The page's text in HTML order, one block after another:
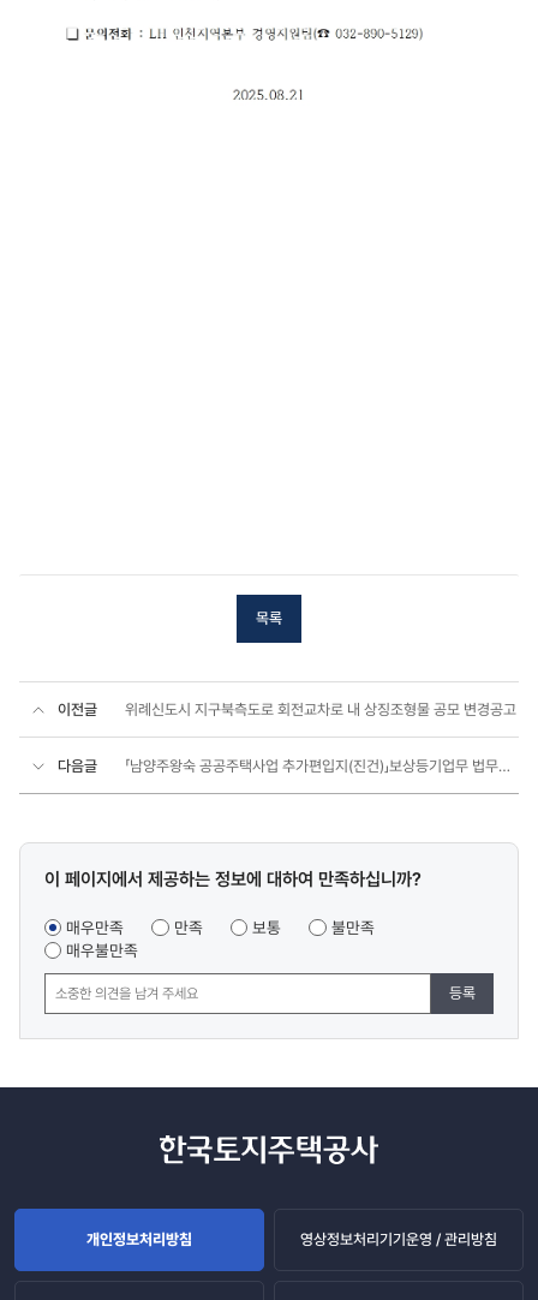
목록
이전글 위례신도시 지구북측도로 회전교차로 내 상징조형물 공모 변경공고
다음글 「남양주왕숙 공공주택사업 추가편입지(진건)」보상등기업무 법무사등 선정계획 공고
콘텐츠
조사
이 페이지에서 제공하는 정보에 대하여 만족하십니까?
매우만족 만족 보통
불만족
매우불만족
등록
개인정보처리방침 영상정보처리기기운영 / 관리방침